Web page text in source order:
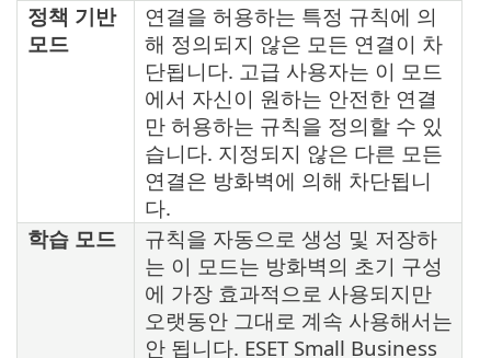
정책 기반
모드
연결을 허용하는 특정 규칙에 의
해 정의되지 않은 모든 연결이 차
단됩니다. 고급 사용자는 이 모드
에서 자신이 원하는 안전한 연결
만 허용하는 규칙을 정의할 수 있
습니다. 지정되지 않은 다른 모든
연결은 방화벽에 의해 차단됩니
다.
학습 모드
규칙을 자동으로 생성 및 저장하
는 이 모드는 방화벽의 초기 구성
에 가장 효과적으로 사용되지만
오랫동안 그대로 계속 사용해서는
안 됩니다. ESET Small Business